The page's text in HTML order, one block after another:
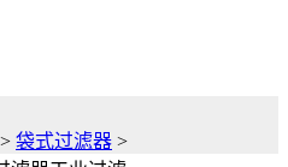
> 袋式过滤器 >